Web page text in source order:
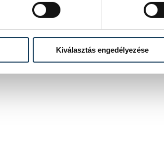
Kiválasztás engedélyezése